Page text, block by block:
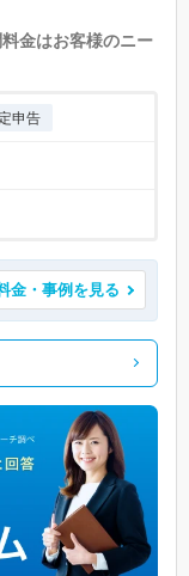
金はお客様のニー
申告
金・事例を見る